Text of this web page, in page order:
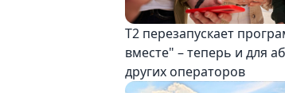
Т2 перезапускает
вместе" – теперь и для
других операторов